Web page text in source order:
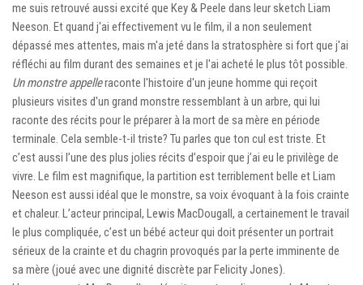
me suis retrouvé aussi excité que Key & Peele dans leur sketch Liam
Neeson. Et quand j'ai effectivement vu le film, il a non seulement
dépassé mes attentes, mais m'a jeté dans la stratosphère si fort que j'ai
réfléchi au film durant des semaines et je l'ai acheté le plus tôt possible.
Un monstre appelleraconte l'histoire d'un jeune homme qui reçoit
plusieurs visites d'un grand monstre ressemblant à un arbre, qui lui
raconte des récits pour le préparer à la mort de sa mère en période
terminale. Cela semble-t-il triste? Tu parles que ton cul est triste. Et
c’est aussi l’une des plus jolies récits d’espoir que j’ai eu le privilège de
vivre. Le film est magnifique, la partition est terriblement belle et Liam
Neeson est aussi idéal que le monstre, sa voix évoquant à la fois crainte
et chaleur. L’acteur principal, Lewis MacDougall, a certainement le travail
le plus compliquée, c’est un bébé acteur qui doit présenter un portrait
sérieux de la crainte et du chagrin provoqués par la perte imminente de
sa mère (joué avec une dignité discrète par Felicity Jones).